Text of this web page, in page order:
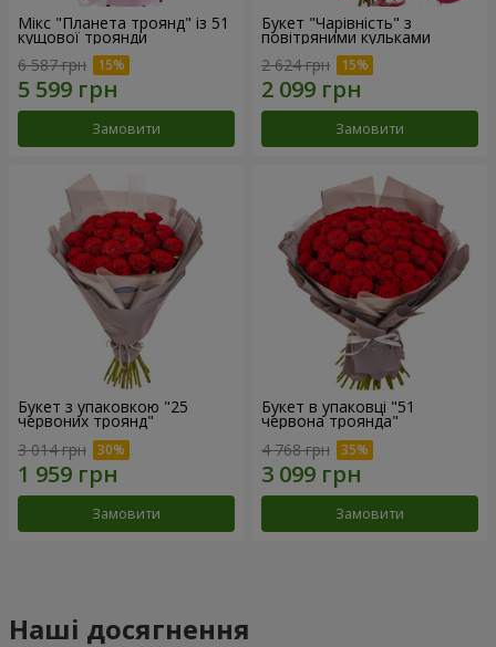
Мікс "Планета троянд" із 51
кущової троянди
6 587 грн
Замовити
Букет "Чарівність" з
повітряними кульками
2 624 грн
Замовити
Букет з упаковкою "25
червоних троянд"
3 014 грн
Замовити
Букет в упаковці "51
червона троянда"
4 768 грн
Замовити
Наші досягнення